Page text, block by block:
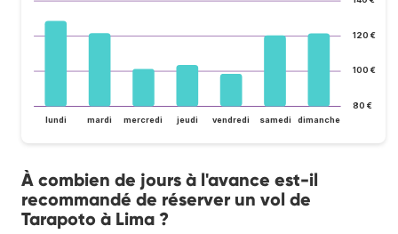
80 €
100 €
120 €
lundi mardi mercredi jeudi vendredi samedi dimanche
À combien de jours à l'avance est-il
recommandé de réserver un vol de
Tarapoto à Lima ?